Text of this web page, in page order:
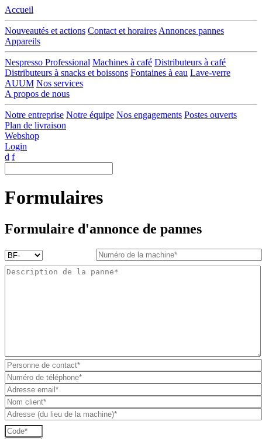
Accueil
Nouveautés et actions Contact et horaires Annonces pannes
Appareils
Nespresso Professional Machines à café Distributeurs à café
Distributeurs à snacks et boissons Fontaines à eau Lave-verre
AUUM Nos services
A propos de nous
Notre entreprise Notre équipe Nos engagements Postes ouverts
Plan de livraison
Webshop
Login
d f
Formulaires
Formulaire d'annonce de pannes